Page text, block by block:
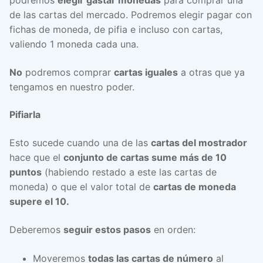
de las cartas del mercado. Podremos elegir pagar con
fichas de moneda, de pifia e incluso con cartas,
valiendo 1 moneda cada una.
No podremos comprar cartas iguales a otras que ya
tengamos en nuestro poder.
Pifiarla
Esto sucede cuando una de las cartas del mostrador
hace que el conjunto de cartas sume más de 10
puntos (habiendo restado a este las cartas de
moneda) o que el valor total de cartas de moneda
supere el 10.
Deberemos seguir estos pasos en orden:
Moveremos todas las cartas de número al